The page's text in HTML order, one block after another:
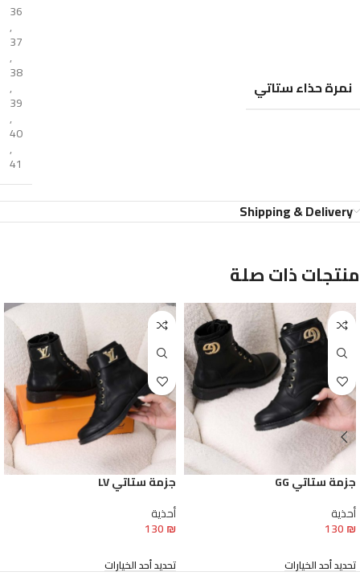
نمرة حذاء ستاتي
36
,
37
,
38
,
39
,
40
,
41
Shipping & Delivery
منتجات ذات صلة
جزمة ستاتي GG
أحذية
130₪
تحديد أحد الخيارات
جزمة ستاتي LV
أحذية
130₪
تحديد أحد الخيارات